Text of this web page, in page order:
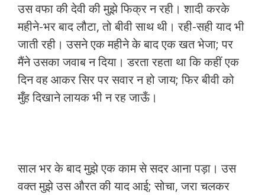
उस वफा की देवी की मुझे फिक्र न रही। शादी करके
महीने-भर बाद लौटा, तो बीवी साथ थी। रही-सही याद भी
जाती रही। उसने एक महीने के बाद एक खत भेजा; पर
मैंने उसका जवाब न दिया। डरता रहता था कि कहीं एक
दिन वह आकर सिर पर सवार न हो जाय; फिर बीवी को
मुँह दिखाने लायक भी न रह जाऊँ।
साल भर के बाद मुझे एक काम से सदर आना पड़ा। उस
वक्त मुझे उस औरत की याद आई; सोचा, जरा चलकर